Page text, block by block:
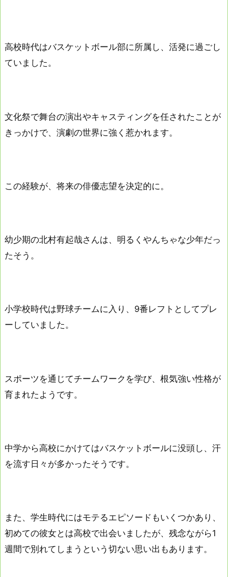
高校時代はバスケットボール部に所属し、活発に過ごし
ていました。
文化祭で舞台の演出やキャスティングを任されたことが
きっかけで、演劇の世界に強く惹かれます。
この経験が、将来の俳優志望を決定的に。
幼少期の北村有起哉さんは、明るくやんちゃな少年だっ
たそう。
小学校時代は野球チームに入り、9番レフトとしてプレ
ーしていました。
スポーツを通じてチームワークを学び、根気強い性格が
育まれたようです。
中学から高校にかけてはバスケットボールに没頭し、汗
を流す日々が多かったそうです。
また、学生時代にはモテるエピソードもいくつかあり、
初めての彼女とは高校で出会いましたが、残念ながら1
週間で別れてしまうという切ない思い出もあります。